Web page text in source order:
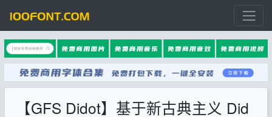
【GFS Didot】基于新古典主义 Did